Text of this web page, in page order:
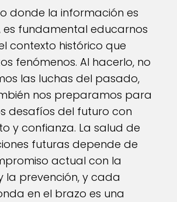
donde la información es
fundamental educarnos
contexto histórico que
fenómenos. Al hacerlo, no
las luchas del pasado,
nos preparamos para
desafíos del futuro con
y confianza. La salud de
futuras depende de
actual con la
la prevención, y cada
en el brazo es una